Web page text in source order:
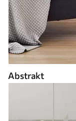
Abstrakt